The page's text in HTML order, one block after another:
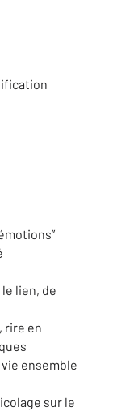
lien, de
rire en
ensemble
sur le